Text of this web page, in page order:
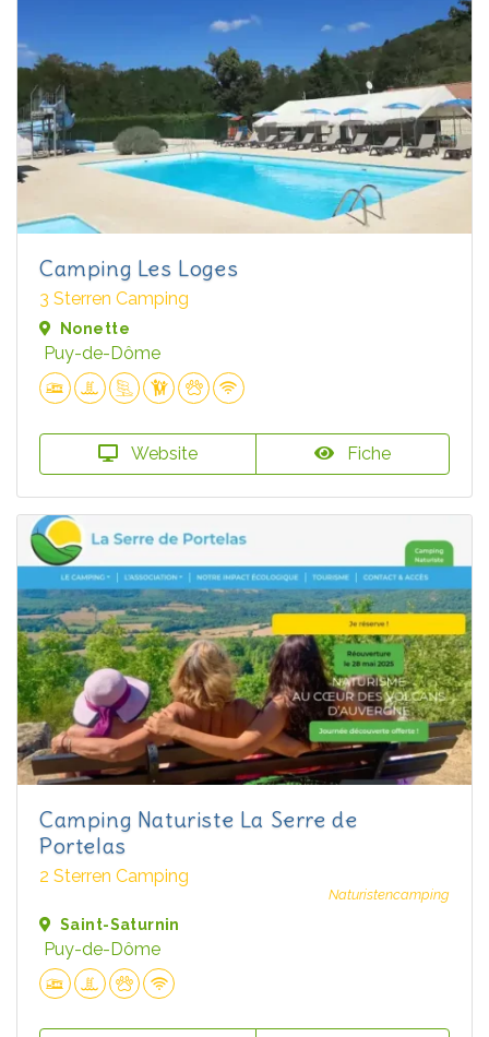
Camping Les Loges
3 Sterren Camping
Nonette
Puy-de-Dôme
Website Fiche
Camping Naturiste La Serre de
Portelas
2 Sterren Camping
Naturistencamping
Saint-Saturnin
Puy-de-Dôme